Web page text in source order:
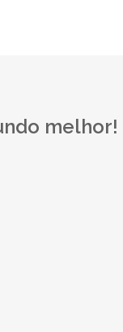
melhor!